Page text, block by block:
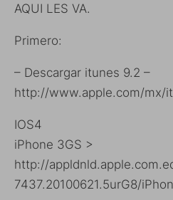
AQUI LES VA.
Primero:
– Descargar itunes 9.2 –
http://www.apple.com/mx/
IOS4
iPhone 3GS >
http://
7437.20100621.5urG8/